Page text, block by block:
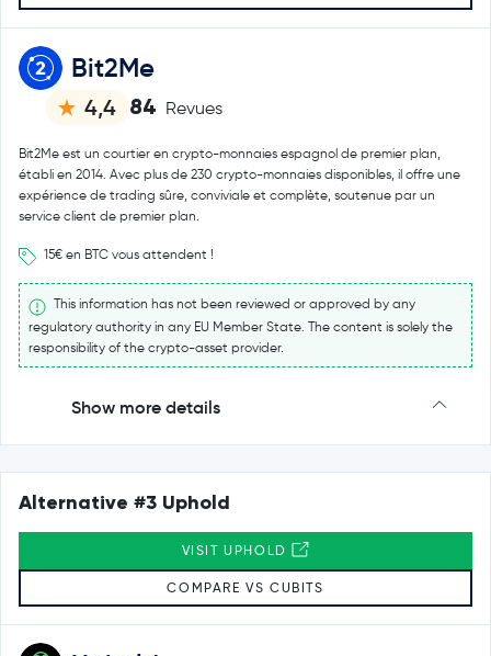
Bit2Me
4,4 84 Revues
Bit2Me est un courtier en crypto-monnaies espagnol de premier plan,
établi en 2014. Avec plus de 230 crypto-monnaies disponibles, il offre une
expérience de trading sûre, conviviale et complète, soutenue par un
service client de premier plan.
15€ en BTC vous attendent !
This information has not been reviewed or approved by any
regulatory authority in any EU Member State. The content is solely the
responsibility of the crypto-asset provider.
Show more details
Alternative #3 Uphold
VISIT UPHOLD
COMPARE VS CUBITS